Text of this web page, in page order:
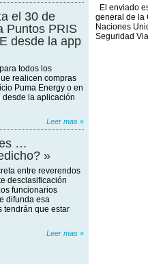
el 30 de
Puntos PRIS
desde la app
todos los
realicen compras
Puma Energy o en
desde la aplicación
Leer mas »
…
»
entre reverendos
desclasificación
funcionarios
difunda esa
tendrán que estar
Leer mas »
El enviado
general de la
Naciones
Seguridad